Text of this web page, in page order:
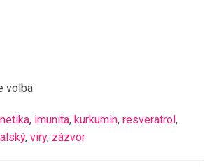
volba
, imunita, kurkumin, resveratrol ,
, viry, zázvor